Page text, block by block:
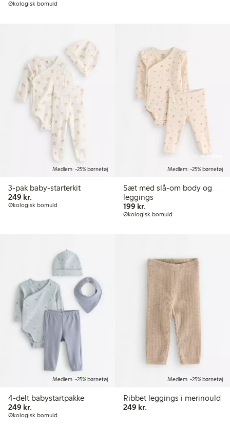
Økologisk bomuld
Medlem: -25% børnetøj
3-pak baby-starterkit
249 kr.
Økologisk bomuld
Online edition
Medlem: -25% børnetøj
Sæt med slå-om body og
leggings
199 kr.
Økologisk bomuld
Medlem: -25% børnetøj
4-delt babystartpakke
249 kr.
Økologisk bomuld
Medlem: -25% børnetøj
Ribbet leggings i merinould
249 kr.249,00 kr.